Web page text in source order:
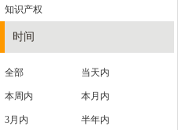
知识产权
时间
全部 当天内
本周内 本月内
3月内 半年内